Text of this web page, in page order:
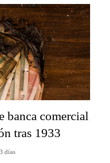
banca comercial
tras 1933
días